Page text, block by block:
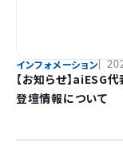
インフォメーション
【お知らせ】aiESG
登壇情報について